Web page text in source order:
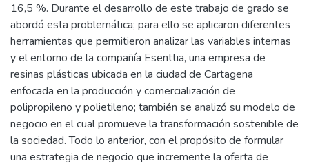
16,5 %. Durante el desarrollo de este trabajo de grado se
abordó esta problemática; para ello se aplicaron diferentes
herramientas que permitieron analizar las variables internas
y el entorno de la compañía Esenttia, una empresa de
resinas plásticas ubicada en la ciudad de Cartagena
enfocada en la producción y comercialización de
polipropileno y polietileno; también se analizó su modelo de
negocio en el cual promueve la transformación sostenible de
la sociedad. Todo lo anterior, con el propósito de formular
una estrategia de negocio que incremente la oferta de